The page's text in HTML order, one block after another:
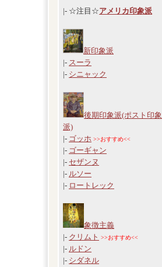
|- ☆注目☆アメリカ印象派
新印象派
|- スーラ
|- シニャック
後期印象派(ポスト印象
派)
|- ゴッホ >>おすすめ<<
|- ゴーギャン
|- セザンヌ
|- ルソー
|- ロートレック
象徴主義
|- クリムト >>おすすめ<<
|- ルドン
|- シダネル